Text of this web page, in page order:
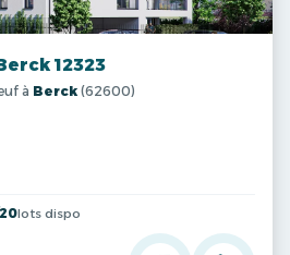
12323
à Berck (62600)
lots dispo